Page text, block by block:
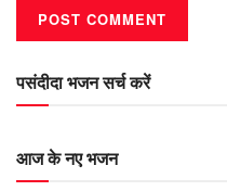
पसंदीदा भजन सर्च करें
आज के नए भजन